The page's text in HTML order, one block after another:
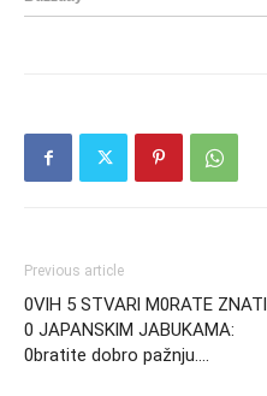
Previous article
0VlH 5 STVARl M0RATE ZNATl
0 JAPANSKlM JABUKAMA:
0bratite dobro pažnju….